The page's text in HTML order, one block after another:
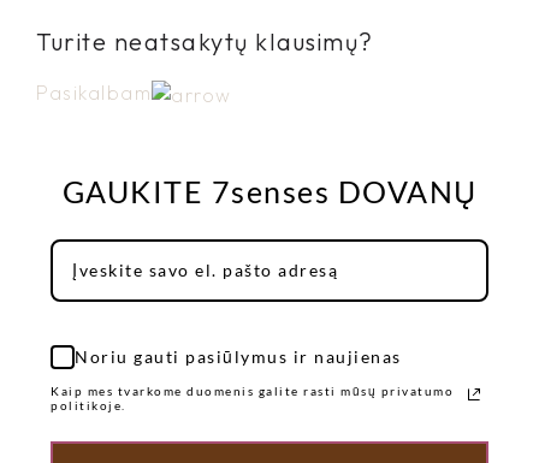
Turite neatsakytų klausimų?
Pasikalbam
GAUKITE 7senses DOVANŲ
Noriu gauti pasiūlymus ir naujienas
Kaip mes tvarkome duomenis galite rasti mūsų privatumo
politikoje.